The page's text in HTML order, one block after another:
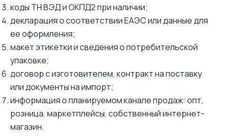
коды ТН ВЭД и ОКПД2 при наличии;
декларация о соответствии ЕАЭС или данные для
ее оформления;
макет этикетки и сведения о потребительской
упаковке;
договор с изготовителем, контракт на поставку
или документы на импорт;
информация о планируемом канале продаж: опт,
розница, маркетплейсы, собственный интернет-
магазин.